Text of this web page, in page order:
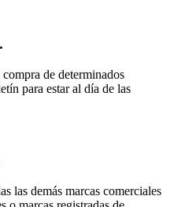
de determinados
para estar al día de las
las demás marcas comerciales